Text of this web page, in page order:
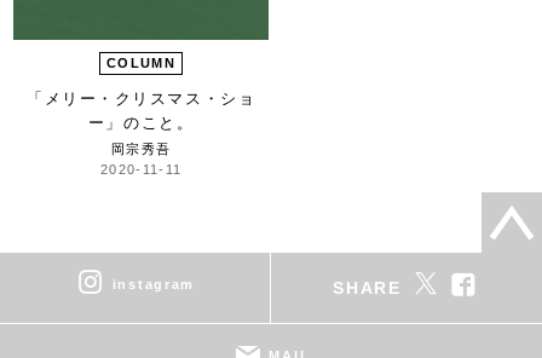
COLUMN
「メリー・クリスマス・ショ
ー」の こと。
岡宗秀吾
2020-11-11
instagram SHARE
MAIL